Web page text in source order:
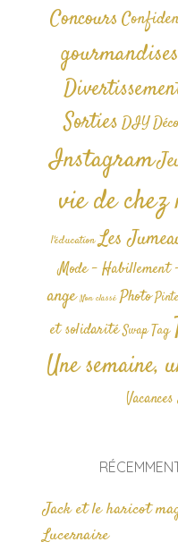
Concours
gourmandises
SortiesDIY
Instagram
vie de chez
l'éducation Les
Mode - Habillement
ange Non classé Photo
et solidarité Swap Tag
Une semaine,
Vacances
Jack et le haricot
Lucernaire